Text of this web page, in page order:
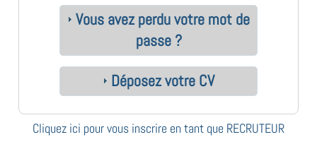
Vous avez perdu votre mot de
passe ?
Déposez votre CV
Cliquez ici pour vous inscrire en tant que RECRUTEUR